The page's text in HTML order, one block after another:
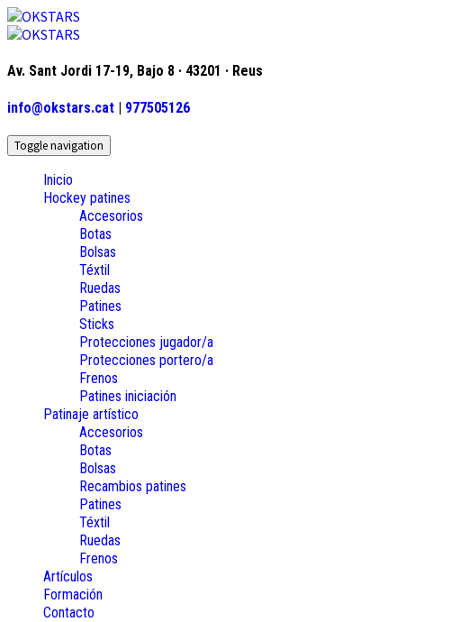
Av. Sant Jordi 17-19, Bajo 8 · 43201 · Reus
info@okstars.cat | 977505126
Toggle navigation
Inicio
Hockey patines
Accesorios
Botas
Bolsas
Téxtil
Ruedas
Patines
Sticks
Protecciones jugador/a
Protecciones portero/a
Frenos
Patines iniciación
Patinaje artístico
Accesorios
Botas
Bolsas
Recambios patines
Patines
Téxtil
Ruedas
Frenos
Artículos
Formación
Contacto